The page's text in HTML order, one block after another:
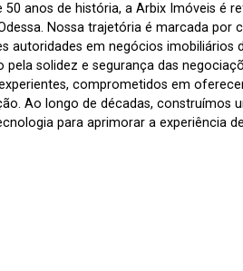
50 anos de história, a Arbix Imóveis é
Nossa trajetória é marcada
autoridades em negócios
pela solidez e segurança das
comprometidos em
Ao longo de décadas, construímos
para aprimorar a experiência